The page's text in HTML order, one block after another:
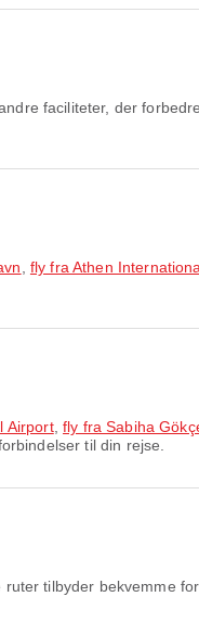
faciliteter, der
fly fra Athen
Airport,fly fra Sabiha
til din rejse.
tilbyder bekvemme